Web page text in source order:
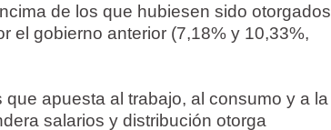
de los que hubiesen sido otorgados
el gobierno anterior (7,18% y 10,33%,
apuesta al trabajo, al consumo y a la
salarios y distribución otorga